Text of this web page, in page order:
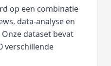
op een combinatie
data‑analyse en
dataset bevat
verschillende